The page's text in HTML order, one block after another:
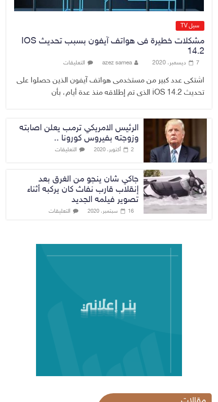
سيل TV
مشكلات خطيرة فى هواتف آيفون بسبب تحديث IOS
14.2
7 ديسمبر، 2020 azez samea التعليقات
اشتكى عدد كبير من مستخدمى هواتف آيفون الذين حصلوا على
تحديث iOS 14.2 الذى تم إطلاقه منذ عدة أيام، بأن
الرئيس الامريكي ترمب يعلن اصابته
وزوجته بفيروس كورونا ..
2 أكتوبر، 2020 التعليقات
جاكي شان ينجو من الغرق بعد
إنقلاب قارب نفاث كان يركبه أثناء
تصوير فيلمه الجديد
16 سبتمبر، 2020 التعليقات